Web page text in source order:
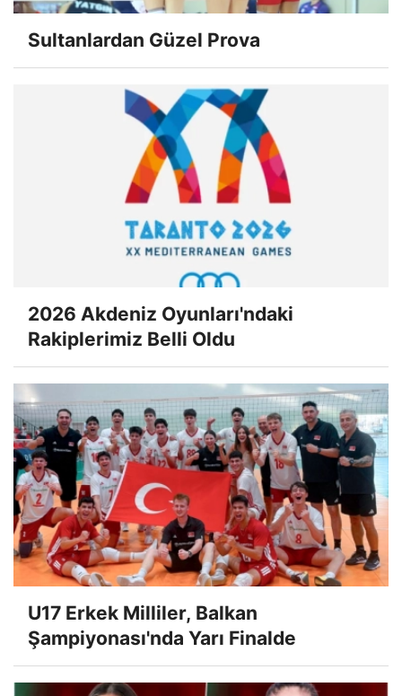
Sultanlardan Güzel Prova
2026 Akdeniz Oyunları'ndaki
Rakiplerimiz Belli Oldu
U17 Erkek Milliler, Balkan
Şampiyonası'nda Yarı Finalde